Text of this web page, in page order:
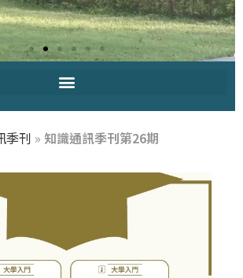
原大學-你
知多少
季刊 » 知識通訊季刊第26期